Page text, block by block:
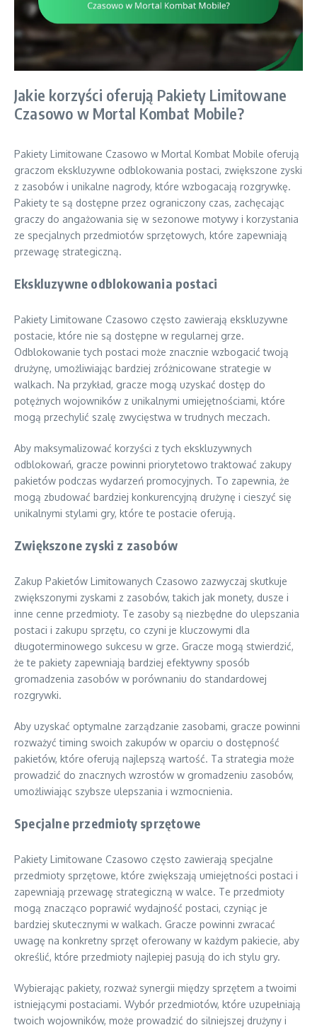
Jakie korzyści oferują Pakiety Limitowane
Czasowo w Mortal Kombat Mobile?
Pakiety Limitowane Czasowo w Mortal Kombat Mobile oferują
graczom ekskluzywne odblokowania postaci, zwiększone zyski
z zasobów i unikalne nagrody, które wzbogacają rozgrywkę.
Pakiety te są dostępne przez ograniczony czas, zachęcając
graczy do angażowania się w sezonowe motywy i korzystania
ze specjalnych przedmiotów sprzętowych, które zapewniają
przewagę strategiczną.
Ekskluzywne odblokowania postaci
Pakiety Limitowane Czasowo często zawierają ekskluzywne
postacie, które nie są dostępne w regularnej grze.
Odblokowanie tych postaci może znacznie wzbogacić twoją
drużynę, umożliwiając bardziej zróżnicowane strategie w
walkach. Na przykład, gracze mogą uzyskać dostęp do
potężnych wojowników z unikalnymi umiejętnościami, które
mogą przechylić szalę zwycięstwa w trudnych meczach.
Aby maksymalizować korzyści z tych ekskluzywnych
odblokowań, gracze powinni priorytetowo traktować zakupy
pakietów podczas wydarzeń promocyjnych. To zapewnia, że
mogą zbudować bardziej konkurencyjną drużynę i cieszyć się
unikalnymi stylami gry, które te postacie oferują.
Zwiększone zyski z zasobów
Zakup Pakietów Limitowanych Czasowo zazwyczaj skutkuje
zwiększonymi zyskami z zasobów, takich jak monety, dusze i
inne cenne przedmioty. Te zasoby są niezbędne do ulepszania
postaci i zakupu sprzętu, co czyni je kluczowymi dla
długoterminowego sukcesu w grze. Gracze mogą stwierdzić,
że te pakiety zapewniają bardziej efektywny sposób
gromadzenia zasobów w porównaniu do standardowej
rozgrywki.
Aby uzyskać optymalne zarządzanie zasobami, gracze powinni
rozważyć timing swoich zakupów w oparciu o dostępność
pakietów, które oferują najlepszą wartość. Ta strategia może
prowadzić do znacznych wzrostów w gromadzeniu zasobów,
umożliwiając szybsze ulepszania i wzmocnienia.
Specjalne przedmioty sprzętowe
Pakiety Limitowane Czasowo często zawierają specjalne
przedmioty sprzętowe, które zwiększają umiejętności postaci i
zapewniają przewagę strategiczną w walce. Te przedmioty
mogą znacząco poprawić wydajność postaci, czyniąc je
bardziej skutecznymi w walkach. Gracze powinni zwracać
uwagę na konkretny sprzęt oferowany w każdym pakiecie, aby
określić, które przedmioty najlepiej pasują do ich stylu gry.
Wybierając pakiety, rozważ synergii między sprzętem a twoimi
istniejącymi postaciami. Wybór przedmiotów, które uzupełniają
twoich wojowników, może prowadzić do silniejszej drużyny i